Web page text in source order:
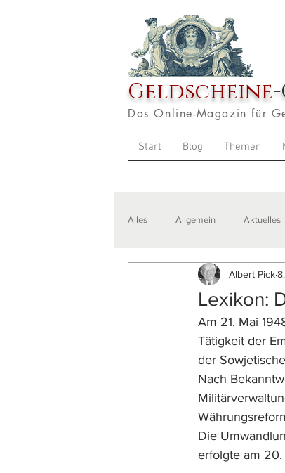
Geldscheine
Das Online-Magazin für
Start Blog Themen
Alles Allgemein Aktuelles
Veranstaltungen Zitate
Lexikon:
Albert Pick
Am 21. Mai
Tätigkeit der
der
Nach
Die
erfolgte am 20.